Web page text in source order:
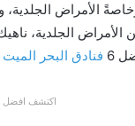
الأمراض
الأمراض الجلدية،
6
فنادق البحر الميت
اكتشف افضل